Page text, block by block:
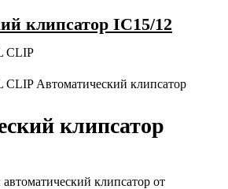
клипсатор IC15/12
клипсатор
клипсатор от